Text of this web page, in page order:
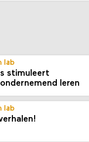
lab
stimuleert
leren
lab